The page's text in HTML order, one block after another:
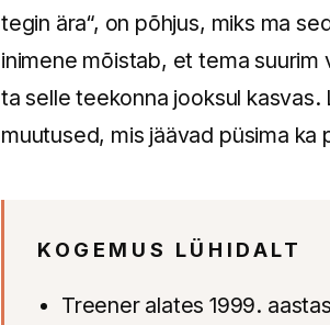
tegin ära“, on põhjus, miks ma
inimene mõistab, et tema suurim
ta selle teekonna jooksul
muutused, mis jäävad püsima
KOGEMUS LÜHIDALT
Treener alates 1999.